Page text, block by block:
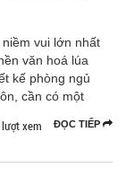
vui lớn nhất
văn hoá lúa
kế phòng ngủ
cần có một
ĐỌC TIẾP
xem